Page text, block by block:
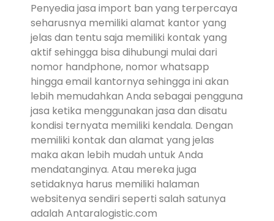
Penyedia jasa import ban yang terpercaya
seharusnya memiliki alamat kantor yang
jelas dan tentu saja memiliki kontak yang
aktif sehingga bisa dihubungi mulai dari
nomor handphone, nomor whatsapp
hingga email kantornya sehingga ini akan
lebih memudahkan Anda sebagai pengguna
jasa ketika menggunakan jasa dan disatu
kondisi ternyata memiliki kendala. Dengan
memiliki kontak dan alamat yang jelas
maka akan lebih mudah untuk Anda
mendatanginya. Atau mereka juga
setidaknya harus memiliki halaman
websitenya sendiri seperti salah satunya
adalah Antaralogistic.com